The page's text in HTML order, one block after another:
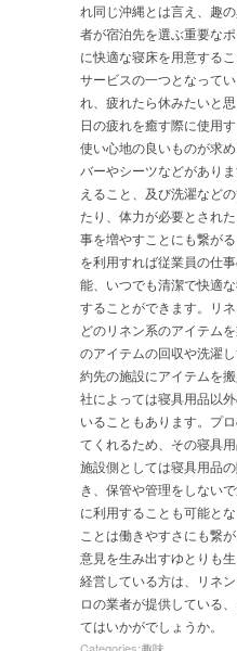
れ同じ沖縄とは言え、趣
者が宿泊先を選ぶ重要な
に快適な寝床を用意する
サービスの一つとなって
れ、疲れたら休みたいと
日の疲れを癒す際に使用
使い心地の良いものが求
バーやシーツなどがあり
えること、及び洗濯など
たり、体力が必要とされ
事を増やすことにも繋が
を利用すれば従業員の仕
能、いつでも清潔で快適
することができます。リ
どのリネン系のアイテム
のアイテムの回収や洗濯
約先の施設にアイテムを
社によっては寝具用品以
いることもあります。プ
てくれるため、その寝具
施設側としては寝具用品
き、保管や管理をしない
に利用することも可能と
ことは働きやすさにも繋
意見を生み出すゆとりも
経営している方は、リネ
ロの業者が提供している
てはいかがでしょうか。